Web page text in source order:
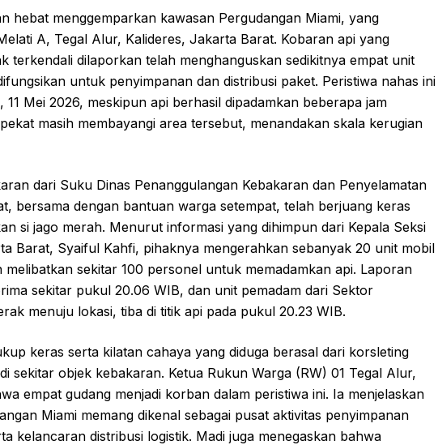
hebat menggemparkan kawasan Pergudangan Miami, yang
A, Tegal Alur, Kalideres, Jakarta Barat. Kobaran api yang
terkendali dilaporkan telah menghanguskan sedikitnya empat unit
untuk penyimpanan dan distribusi paket. Peristiwa nahas ini
11 Mei 2026, meskipun api berhasil dipadamkan beberapa jam
masih membayangi area tersebut, menandakan skala kerugian
dari Suku Dinas Penanggulangan Kebakaran dan Penyelamatan
bersama dengan bantuan warga setempat, telah berjuang keras
si jago merah. Menurut informasi yang dihimpun dari Kepala Seksi
Barat, Syaiful Kahfi, pihaknya mengerahkan sebanyak 20 unit mobil
melibatkan sekitar 100 personel untuk memadamkan api. Laporan
sekitar pukul 20.06 WIB, dan unit pemadam dari Sektor
menuju lokasi, tiba di titik api pada pukul 20.23 WIB.
keras serta kilatan cahaya yang diduga berasal dari korsleting
sekitar objek kebakaran. Ketua Rukun Warga (RW) 01 Tegal Alur,
empat gudang menjadi korban dalam peristiwa ini. Ia menjelaskan
Miami memang dikenal sebagai pusat aktivitas penyimpanan
kelancaran distribusi logistik. Madi juga menegaskan bahwa